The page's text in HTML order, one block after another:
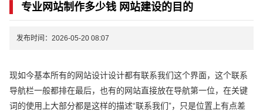
专业网站制作多少钱 网站建设的目的
发布时间：2026-05-20 08:07
现如今基本所有的网站设计设计都有联系我们这个界面，这个联系
导航栏一般都排在最后，也有的网站直接放在导航第一位，在关键
词的使用上大部分都是这样的描述“联系我们”，只是位置上有点差